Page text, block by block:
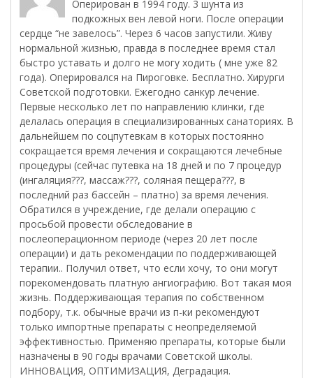
Оперирован в 1994 году. 3 шунта из
подкожных вен левой ноги. После операции
сердце “не завелось”. Через 6 часов запустили. Живу
нормальной жизнью, правда в последнее время стал
быстро уставать и долго не могу ходить ( мне уже 82
года). Оперировался на Пироговке. Бесплатно. Хирурги
Советской подготовки. Ежегодно санкур лечение.
Первые несколько лет по направлению клинки, где
делалась операция в специализированных санаториях. В
дальнейшем по соцпутевкам в которых постоянно
сокращается время лечения и сокращаются лечебные
процедуры (сейчас путевка на 18 дней и по 7 процедур
(ингаляция???, массаж???, соляная пещера???, в
последний раз бассейн – платно) за время лечения.
Обратился в учреждение, где делали операцию с
просьбой провести обследование в
послеоперационном периоде (через 20 лет после
операции) и дать рекомендации по поддерживающей
терапии.. Получил ответ, что если хочу, то они могут
порекомендовать платную ангиографию. Вот такая моя
жизнь. Поддерживающая терапия по собственном
подбору, т.к. обычные врачи из п-ки рекомендуют
только импортные препараты с неопределяемой
эффективностью. Применяю препараты, которые были
назначены в 90 годы врачами Советской школы.
ИННОВАЦИЯ, ОПТИМИЗАЦИЯ, Деградация.